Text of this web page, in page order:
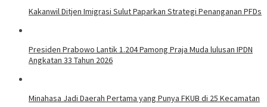
Kakanwil Ditjen Imigrasi Sulut Paparkan Strategi Penanganan PFDs
Presiden Prabowo Lantik 1.204 Pamong Praja Muda lulusan IPDN
Angkatan 33 Tahun 2026
Minahasa Jadi Daerah Pertama yang Punya FKUB di 25 Kecamatan